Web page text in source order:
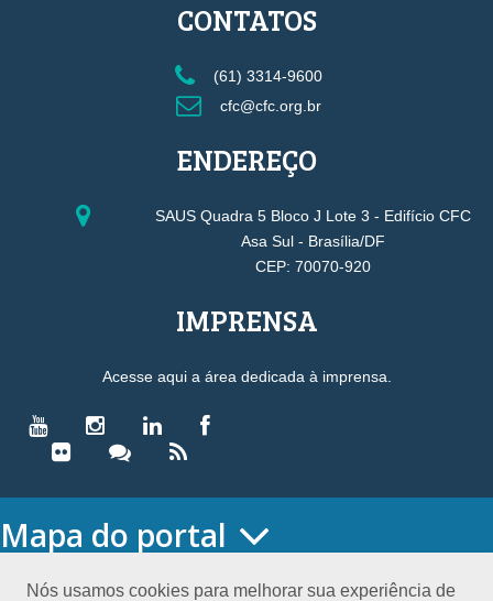
Nós usamos cookies para melhorar sua experiência de
CONTATOS
(61) 3314-9600
cfc@cfc.org.br
ENDEREÇO
SAUS Quadra 5 Bloco J Lote 3 - Edifício CFC
Asa Sul - Brasília/DF
CEP: 70070-920
IMPRENSA
Acesse aqui a área dedicada à imprensa.
Mapa do portal
O CONSELHO